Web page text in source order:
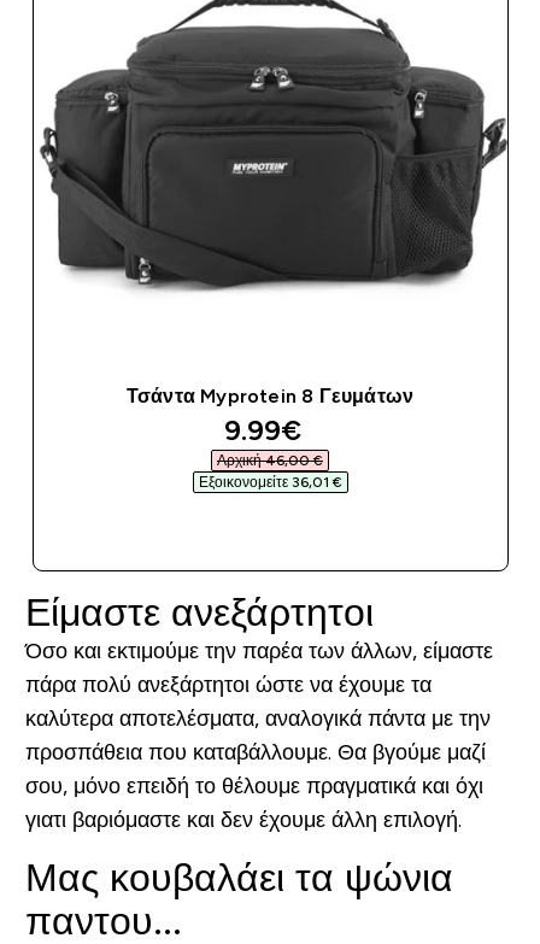
Τσάντα Myprotein 8 Γευμάτων
discounted price
9.99€‎
Αρχική 46,00 €‎
Εξοικονομείτε 36,01 €‎
Είμαστε ανεξάρτητοι
Όσο και εκτιμούμε την παρέα των άλλων, είμαστε
πάρα πολύ ανεξάρτητοι ώστε να έχουμε τα
καλύτερα αποτελέσματα, αναλογικά πάντα με την
προσπάθεια που καταβάλλουμε. Θα βγούμε μαζί
σου, μόνο επειδή το θέλουμε πραγματικά και όχι
γιατι βαριόμαστε και δεν έχουμε άλλη επιλογή.
Μας κουβαλάει τα ψώνια
παντου...